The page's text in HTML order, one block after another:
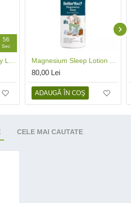
55
Sec
80,00 Lei
ADAUGĂ ÎN COŞ
CELE MAI CAUTATE